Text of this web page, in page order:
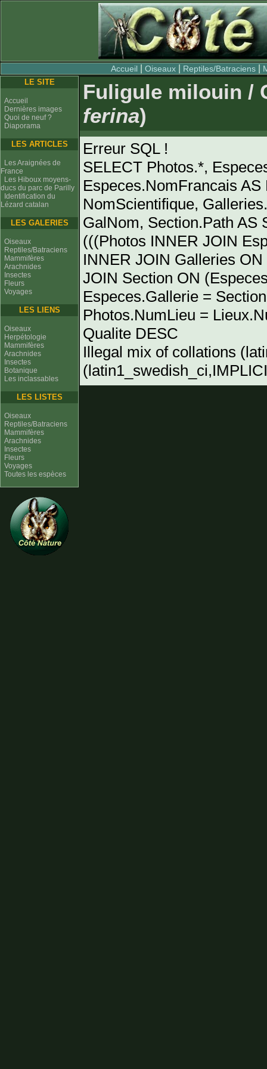
Accueil |Oiseaux Reptiles/Batraciens
LE SITE
Accueil
Dernières images
Quoi de neuf ?
Diaporama
LES ARTICLES
Les Araignées de
France
Les Hiboux moyens-
ducs du parc de Parilly
Identification du
Lézard catalan
LES GALERIES
Oiseaux
Reptiles/Batraciens
Mammifères
Arachnides
Insectes
Fleurs
Voyages
LES LIENS
Oiseaux
Herpétologie
Mammifères
Arachnides
Insectes
Botanique
Les inclassables
LES LISTES
Oiseaux
Reptiles/Batraciens
Mammifères
Arachnides
Insectes
Fleurs
Voyages
Toutes les espèces
Fuligule milouin /
ferina)
Erreur SQL !
SELECT Photos.*,
Especes.NomFrancais
NomScientifique,
GalNom, Section.Path AS
(((Photos INNER JOIN
INNER JOIN Galleries
JOIN Section ON
Especes.Gallerie =
Photos.NumLieu =
Qualite DESC
Illegal mix of collations